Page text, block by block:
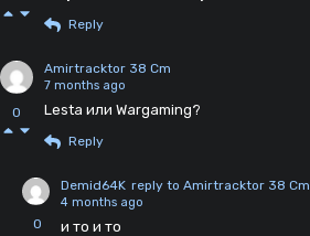
Reply
0
Amirtracktor 38 Cm
7 months ago
Lesta или Wargaming?
Reply
0
Demid64K reply to Amirtracktor 38 Cm
4 months ago
и то и то